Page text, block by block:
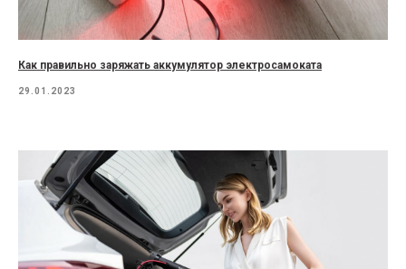
Как правильно заряжать аккумулятор электросамоката
29.01.2023